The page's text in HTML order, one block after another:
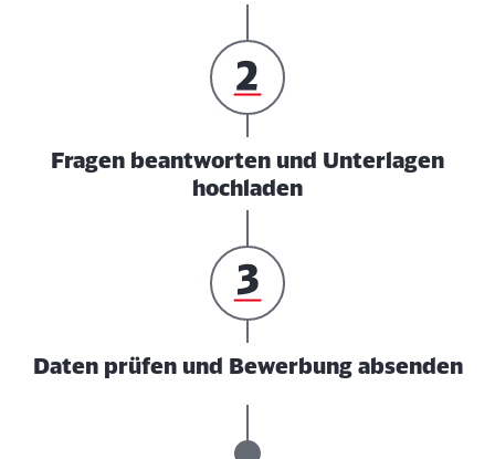
Fragen beantworten und Unterlagen
hochladen
Daten prüfen und Bewerbung absenden